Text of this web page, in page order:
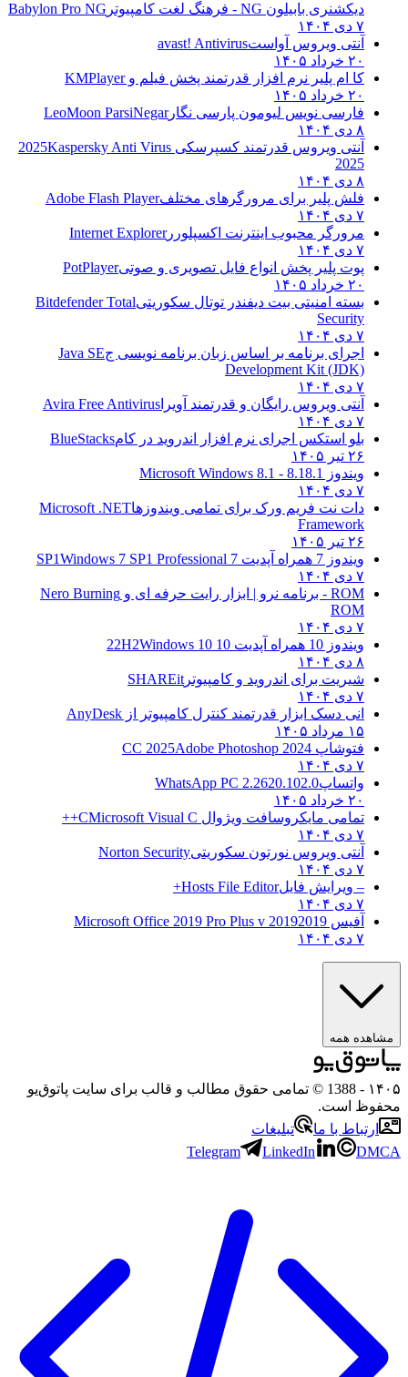
دیکشنری بابیلون NG - فرهنگ لغت کامپیوتر
Babylon Pro NG
۷ دی ۱۴۰۴
آنتی ویروس آواستavast! Antivirus
۲۰ خرداد ۱۴۰۵
کا ام پلیر نرم افزار قدرتمند پخش فیلم وKMPlayer
۲۰ خرداد ۱۴۰۵
فارسی نویس لیومون پارسی نگارLeoMoon ParsiNegar
۸ دی ۱۴۰۴
آنتی ویروس قدرتمند کسپرسکی 2025 Kaspersky Anti Virus
2025
۸ دی ۱۴۰۴
فلش پلیر برای مرورگرهای مختلفAdobe Flash Player
۷ دی ۱۴۰۴
مرورگر محبوب اینترنت اکسپلوررInternet Explorer
۷ دی ۱۴۰۴
پوت پلیر پخش انواع فایل تصویری و صوتیPotPlayer
۲۰ خرداد ۱۴۰۵
بسته امنیتی بیت دیفندر توتال سکوریتیBitdefender Total
Security
۷ دی ۱۴۰۴
اجرای برنامه بر اساس زبان برنامه نویسی جJava SE
Development Kit (JDK)
۷ دی ۱۴۰۴
آنتی ویروس رایگان و قدرتمند آویرا Avira Free Antivirus
۷ دی ۱۴۰۴
بلو استکس اجرای نرم افزار اندروید در کامBlueStacks
۲۶ تیر ۱۴۰۵
ویندوز 8.1
8.1 - Microsoft Windows 8.1
۷ دی ۱۴۰۴
دات نت فریم ورک برای تمامی ویندوزهاMicrosoft .NET
Framework
۲۶ تیر ۱۴۰۵
ویندوز 7 همراه آپدیت 7 SP1
Windows 7 SP1 Professional
۷ دی ۱۴۰۴
ROM - برنامه نرو | ابزار رایت حرفه ای و
Nero Burning
ROM
۷ دی ۱۴۰۴
ویندوز 10 همراه آپدیت 10 22H2
Windows 10
۸ دی ۱۴۰۴
شیریت برای اندروید و کامپیوتر SHAREit
۷ دی ۱۴۰۴
انی دسک ابزار قدرتمند کنترل کامپیوتر از AnyDesk
۱۵ مرداد ۱۴۰۵
فتوشاپ CC 2025 Adobe Photoshop 2024
۷ دی ۱۴۰۴
واتساپWhatsApp PC 2.2620.102.0
۲۰ خرداد ۱۴۰۵
تمامی مایکروسافت ویژوال C Microsoft Visual C++
۷ دی ۱۴۰۴
آنتی ویروس نورتون سکوریتیNorton Security
۷ دی ۱۴۰۴
– ویرایش فایلHosts File Editor+
۷ دی ۱۴۰۴
آفیس 2019 2019 Microsoft Office 2019 Pro Plus v
۷ دی ۱۴۰۴
مشاهده همه
۱۴۰۵
- 1388 © تمامی حقوق مطالب و قالب برای سایت پاتوق‌یو
محفوظ است.
ارتباط با ما
تبلیغات
Telegram
LinkedIn DMCA